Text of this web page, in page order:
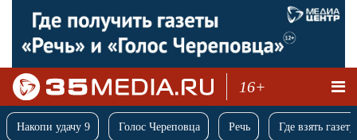
16+
Накопи удачу 9 Голос Череповца Речь Где взять